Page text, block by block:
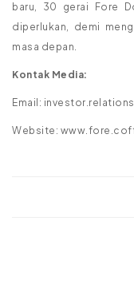
baru, 30 gerai Fore
diperlukan, demi
masa depan.
Kontak Media:
Email:
Website: